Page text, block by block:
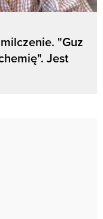
"Guz
Jest